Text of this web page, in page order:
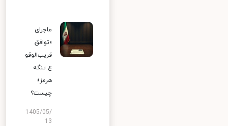
ماجرای
«توافق
قریب‌الوقو
ع تنگه
هرمز»
چیست؟
1405/05/
13